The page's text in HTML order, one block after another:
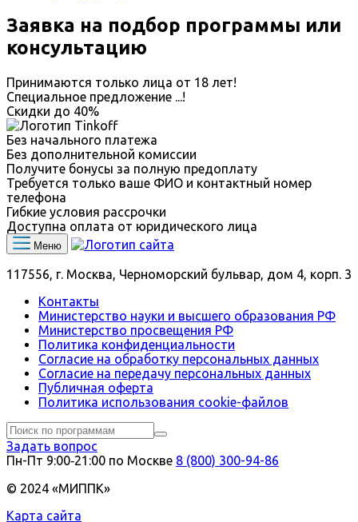
Заявка на подбор программы или
консультацию
Принимаются только лица от 18 лет!
Специальное предложение ...!
Скидки до 40%
Без начального платежа
Без дополнительной комиссии
Получите бонусы за полную предоплату
Требуется только ваше ФИО и контактный номер
телефона
Гибкие условия рассрочки
Доступна оплата от юридического лица
Меню
117556, г. Москва, Черноморский бульвар, дом 4, корп. 3
Контакты
Министерство науки и высшего образования РФ
Министерство просвещения РФ
Политика конфиденциальности
Согласие на обработку персональных данных
Согласие на передачу персональных данных
Публичная оферта
Политика использования сookie-файлов
Задать вопрос
Пн-Пт 9:00‑21:00 по Москве 8 (800) 300-94-86
© 2024 «МИППК»
Карта сайта